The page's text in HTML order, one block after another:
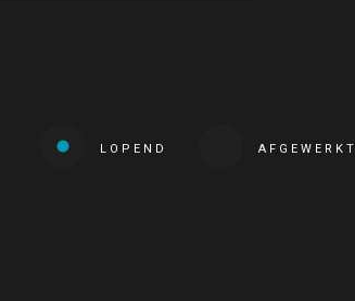
LOPEND AFGEWERKT